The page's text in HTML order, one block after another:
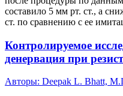
составило 5 мм рт. ст., а
ст. по сравнению с ее
Контролируемое
денервация при
Авторы: Deepak L. Bhatt,